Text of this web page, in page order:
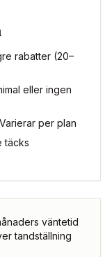
rabatter (20–
eller ingen
per plan
täcks
väntetid
tandställning